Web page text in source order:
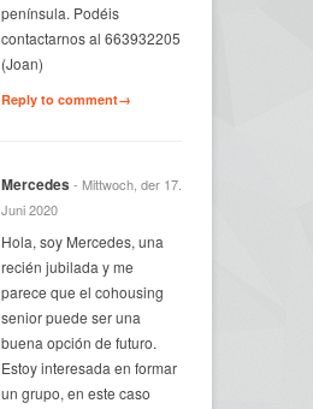
península. Podéis
contactarnos al 663932205
(Joan)
Reply to comment→
Mercedes - Mittwoch, der 17.
Juni 2020
Hola, soy Mercedes, una
recién jubilada y me
parece que el cohousing
senior puede ser una
buena opción de futuro.
Estoy interesada en formar
un grupo, en este caso